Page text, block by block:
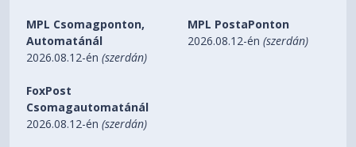
MPL Csomagponton,
Automatánál
2026.08.12-én(szerdán)
MPL PostaPonton
2026.08.12-én(szerdán)
FoxPost
Csomagautomatánál
2026.08.12-én(szerdán)